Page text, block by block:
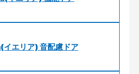
エリア) 音配慮ドア